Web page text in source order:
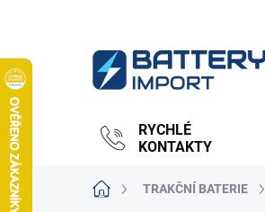
RYCHLÉ
KONTAKTY
Domů TRAKČNÍ BATERIE